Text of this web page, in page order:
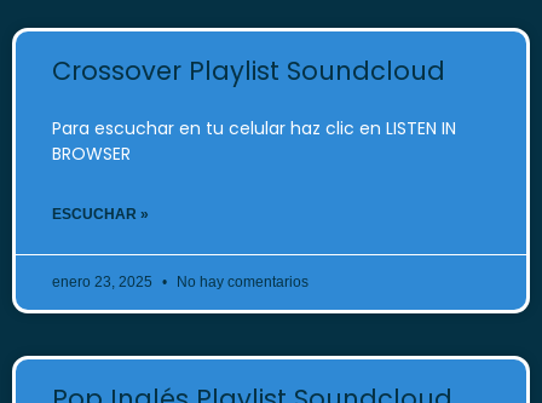
Crossover Playlist Soundcloud
Para escuchar en tu celular haz clic en LISTEN IN
BROWSER
ESCUCHAR »
enero 23, 2025 No hay comentarios